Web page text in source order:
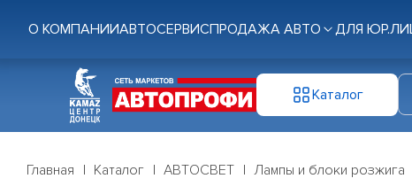
О КОМПАНИИАВТОСЕРВИСПРОДАЖА АВТО ДЛЯ
Каталог
Главная Каталог АВТОСВЕТ Лампы и блоки розжига